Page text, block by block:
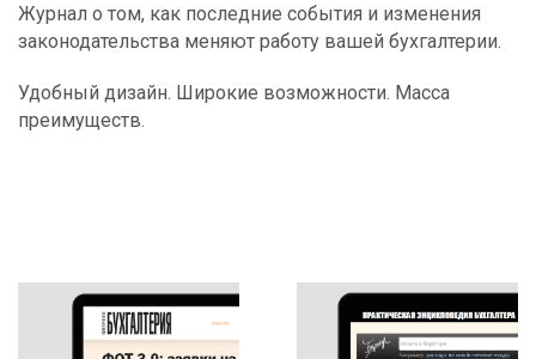
Журнал о том, как последние события и изменения
законодательства меняют работу вашей бухгалтерии.
Удобный дизайн. Широкие возможности. Масса
преимуществ.